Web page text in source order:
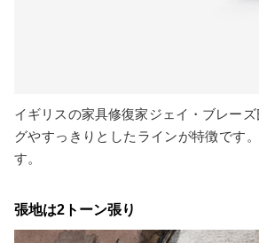
イギリスの家具修復家ジェイ・ブレー
グやすっきりとしたラインが特徴です
す。
張地は2トーン張り